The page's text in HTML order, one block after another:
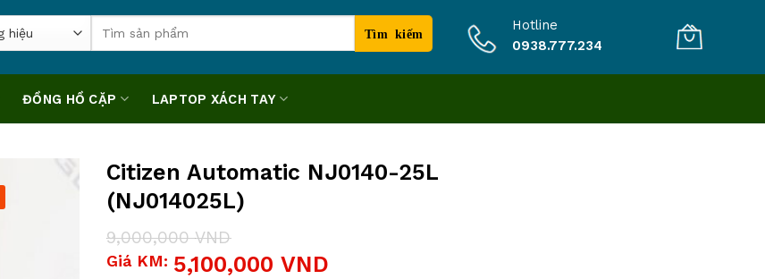
Tìm
kiếm:
Hotline
0938.777.234
ĐỒNG HỒ CẶP LAPTOP XÁCH TAY
Citizen Automatic NJ0140-25L
(NJ014025L)
9,000,000VND
Giá
5,100,000VND
Giá
Giá KM: